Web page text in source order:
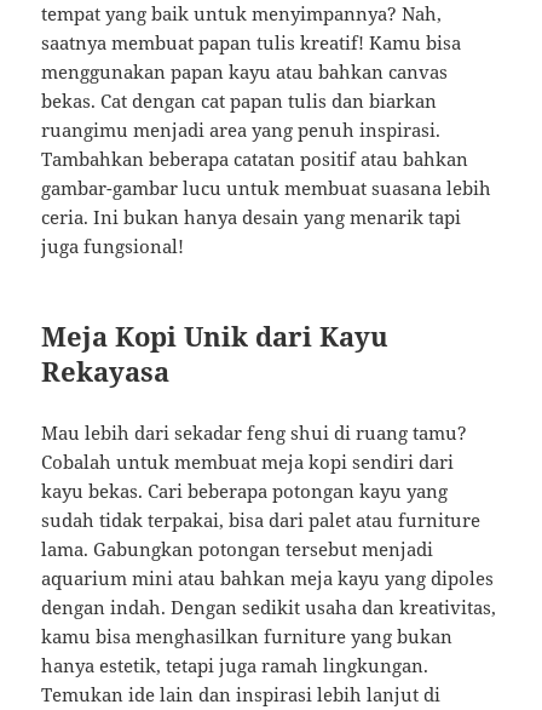
tempat yang baik untuk menyimpannya? Nah,
saatnya membuat papan tulis kreatif! Kamu bisa
menggunakan papan kayu atau bahkan canvas
bekas. Cat dengan cat papan tulis dan biarkan
ruangimu menjadi area yang penuh inspirasi.
Tambahkan beberapa catatan positif atau bahkan
gambar-gambar lucu untuk membuat suasana lebih
ceria. Ini bukan hanya desain yang menarik tapi
juga fungsional!
Meja Kopi Unik dari Kayu
Rekayasa
Mau lebih dari sekadar feng shui di ruang tamu?
Cobalah untuk membuat meja kopi sendiri dari
kayu bekas. Cari beberapa potongan kayu yang
sudah tidak terpakai, bisa dari palet atau furniture
lama. Gabungkan potongan tersebut menjadi
aquarium mini atau bahkan meja kayu yang dipoles
dengan indah. Dengan sedikit usaha dan kreativitas,
kamu bisa menghasilkan furniture yang bukan
hanya estetik, tetapi juga ramah lingkungan.
Temukan ide lain dan inspirasi lebih lanjut di